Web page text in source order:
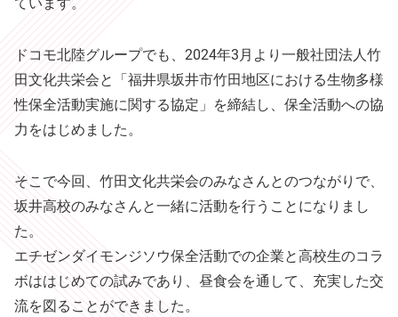
ています。
ドコモ北陸グループでも、2024年3月より一般社団法人竹
田文化共栄会と「福井県坂井市竹田地区における生物多様
性保全活動実施に関する協定」を締結し、保全活動への協
力をはじめました。
そこで今回、竹田文化共栄会のみなさんとのつながりで、
坂井高校のみなさんと一緒に活動を行うことになりまし
た。
エチゼンダイモンジソウ保全活動での企業と高校生のコラ
ボははじめての試みであり、昼食会を通して、充実した交
流を図ることができました。